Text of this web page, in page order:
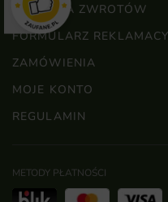
POLITYKA ZWROTÓW
FORMULARZ
ZAMÓWIENIA
MOJE KONTO
REGULAMIN
METODY PŁATNOŚCI